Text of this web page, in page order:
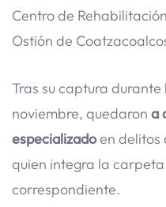
Centro de
Ostión de
Tras su captura
noviembre, quedaron a
especializadoen delitos
quien integra la
correspondiente.